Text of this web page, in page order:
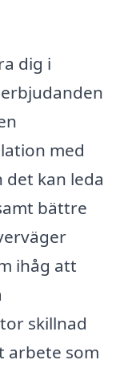
dig i
med
det kan leda
bättre
ihåg att
skillnad
arbete som